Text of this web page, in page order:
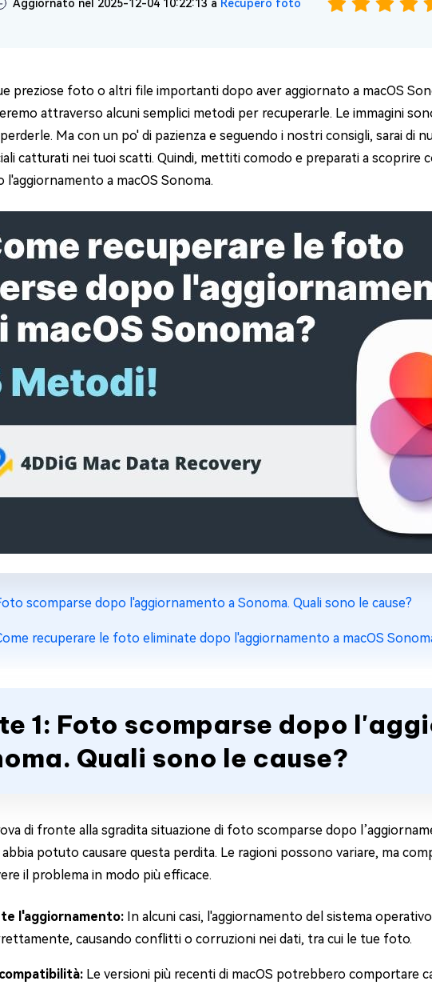
Aggiornato nel 2025-12-04 10:22:13 a Recupero foto
preziose foto o altri file importanti dopo aver aggiornato a macOS
attraverso alcuni semplici metodi per recuperarle. Le immagini
Ma con un po' di pazienza e seguendo i nostri consigli, sarai di
catturati nei tuoi scatti. Quindi, mettiti comodo e preparati a scoprire
l'aggiornamento a macOS Sonoma.
scomparse dopo l'aggiornamento a Sonoma. Quali sono le cause?
recuperare le foto eliminate dopo l'aggiornamento a macOS
1: Foto scomparse dopo
Quali sono le cause?
di fronte alla sgradita situazione di foto scomparse dopo
potuto causare questa perdita. Le ragioni possono variare, ma
il problema in modo più efficace.
l'aggiornamento: In alcuni casi, l'aggiornamento del sistema
causando conflitti o corruzioni nei dati, tra cui le tue foto.
Le versioni più recenti di macOS potrebbero comportare